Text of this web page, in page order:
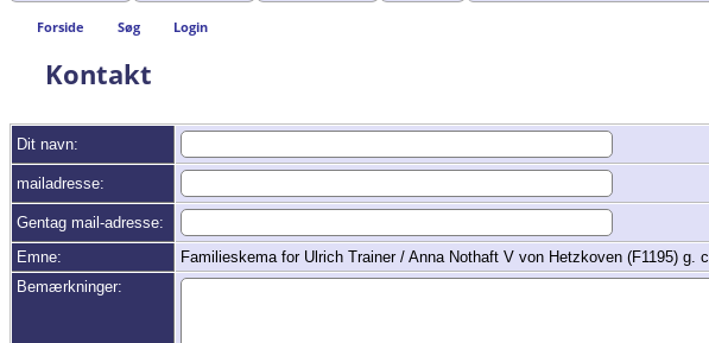
Forside Søg Login
Kontakt
Dit navn:
mailadresse:
Gentag mail-adresse:
Emne:
Familieskema for Ulrich Trainer / Anna Nothaft V von Hetzkoven (F1195) g.
Bemærkninger: